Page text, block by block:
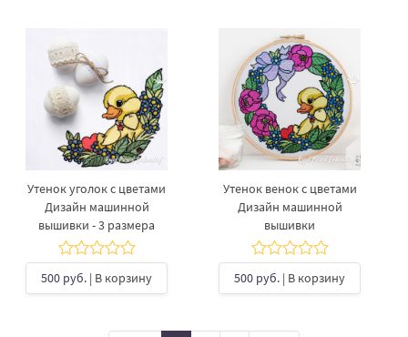
Утенок уголок с цветами
Дизайн машинной
вышивки - 3 размера
500 руб. | В корзину
Утенок венок с цветами
Дизайн машинной
вышивки
500 руб. | В корзину